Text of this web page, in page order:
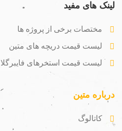
لینک های مفید
مختصات برخی از پروژه ها
لیست قیمت دریچه های متین
لیست قیمت استخرهای
درباره متین
کاتالوگ